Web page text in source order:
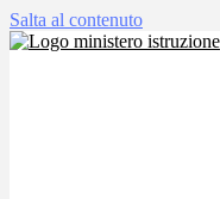
Salta al contenuto